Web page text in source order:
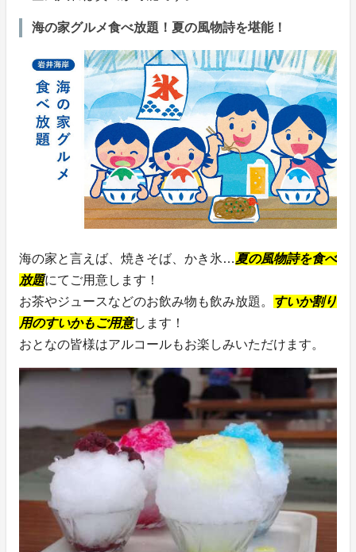
海の家グルメ食べ放題！夏の風物詩を堪能！
海の家と言えば、焼きそば、かき氷…夏の風物詩を食べ
放題にてご用意します！
お茶やジュースなどのお飲み物も飲み放題。
すいか割り
用のすいかもご用意します！
おとなの皆様はアルコールもお楽しみいただけます。